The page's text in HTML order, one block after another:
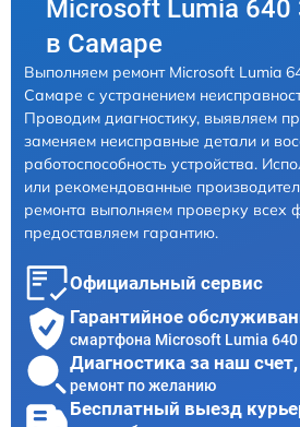
Microsoft Lumia 640
в Самаре
Выполняем ремонт Microsoft Lumia
Самаре с устранением
Проводим диагностику, выявляем
заменяем неисправные детали и
работоспособность устройства.
или рекомендованные
ремонта выполняем проверку всех
предоставляем гарантию.
Официальный сервис
Гарантийное
смартфона Microsoft Lumia 640
Диагностика за наш счет,
ремонт по желанию
Бесплатный выезд